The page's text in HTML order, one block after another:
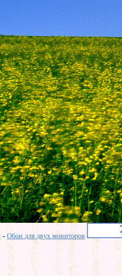
- Обои для двух мониторов